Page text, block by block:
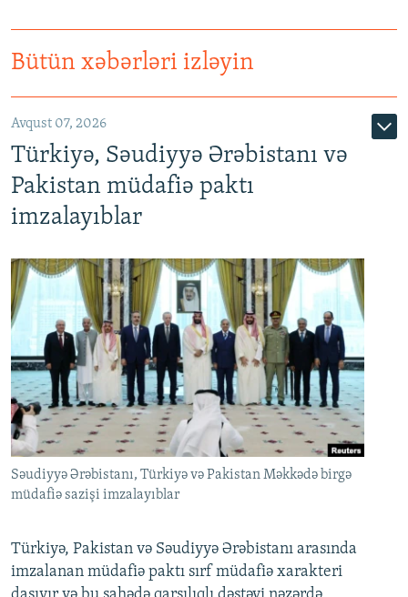
Bütün xəbərləri izləyin
Avqust 07, 2026
Türkiyə, Səudiyyə Ərəbistanı və
Pakistan müdafiə paktı
imzalayıblar
Səudiyyə Ərəbistanı, Türkiyə və Pakistan Məkkədə birgə
müdafiə sazişi imzalayıblar
Türkiyə, Pakistan və Səudiyyə Ərəbistanı arasında
imzalanan müdafiə paktı sırf müdafiə xarakteri